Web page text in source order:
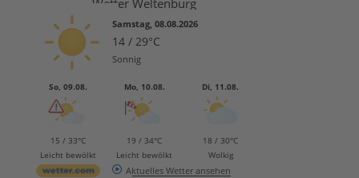
Wetter Weltenburg
Samstag, 08.08.2026
14 / 29°C
Sonnig
So, 09.08.
15 / 33°C
Leicht bewölkt
Mo, 10.08.
19 / 34°C
Leicht bewölkt
Di, 11.08.
18 / 30°C
Wolkig
Aktuelles Wetter ansehen